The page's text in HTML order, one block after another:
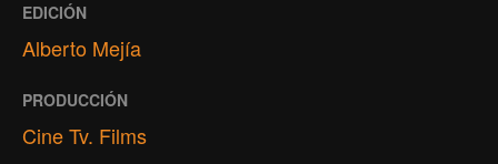
EDICIÓN
Alberto Mejía
PRODUCCIÓN
Cine Tv. Films